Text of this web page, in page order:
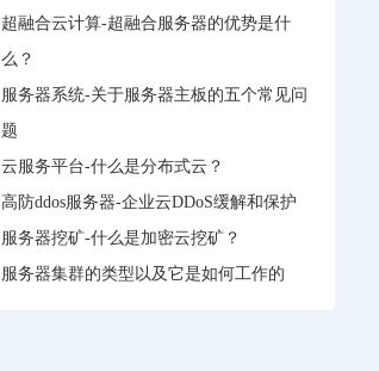
超融合云计算-超融合服务器的优势是什
么？
服务器系统-关于服务器主板的五个常见问
题
云服务平台-什么是分布式云？
高防ddos服务器-企业云DDoS缓解和保护
服务器挖矿-什么是加密云挖矿？
服务器集群的类型以及它是如何工作的